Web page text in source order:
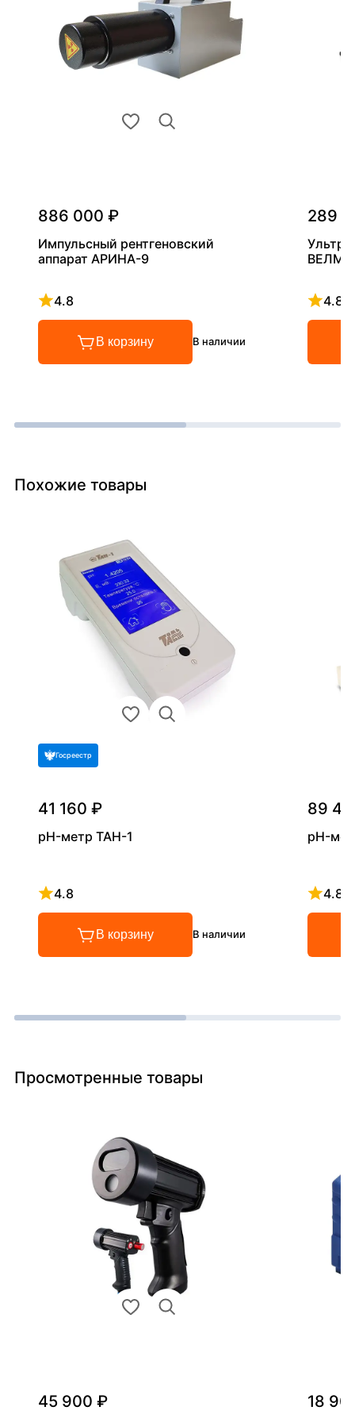
886 000 ₽
Импульсный рентгеновский
аппарат АРИНА-9
4.8
Рейтинг 4.8 из 5
В корзину В наличии
289
4.8
Похожие товары
Госреестр
41 160 ₽
pH-метр ТАН-1
4.8
Рейтинг 4.8 из 5
В корзину В наличии
89
pH-
4.8
Просмотренные товары
45 900 ₽ 18